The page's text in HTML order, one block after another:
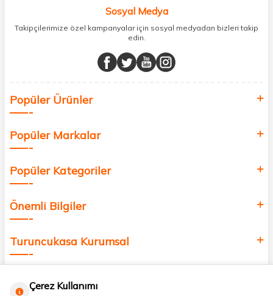
minerallere kadar binlerce ürünü uygun fiyat ve hızlı kargo avantajıyla
sunuyoruz.
buluşturuyor ve online alışveriş deneyiminizi en iyi hale getiriyoruz.
Sağlık, güzellik ve iyi yaşam için aradığınız her şey burada!
değer katmak için bize katılın!
Sosyal Medya
Takipçilerimize özel kampanyalar için sosyal medyadan bizleri takip
edin.
Popüler Ürünler
Popüler Markalar
Popüler Kategoriler
Önemli Bilgiler
Turuncukasa Kurumsal
Çerez Kullanımı